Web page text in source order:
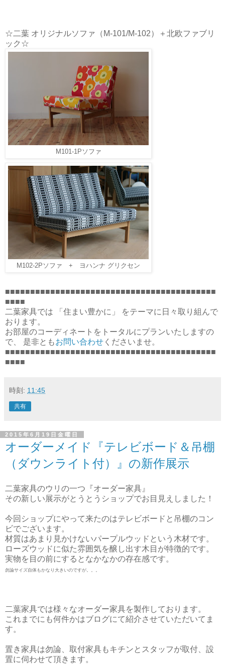
☆二葉 オリジナルソファ（M-101/M-102）＋北欧ファブリ
ック☆
M101-1Pソファ
M102-2Pソファ + ヨハンナ グリクセン
■■■■■■■■■■■■■■■■■■■■■■■■■■■■■■■■■■■■■■■■■■
■■■■
二葉家具では 「住まい豊かに」 をテーマに日々取り組んで
おります。
お部屋のコーディネートをトータルにプランいたしますの
で、 是非ともお問い合わせ くださいませ。
■■■■■■■■■■■■■■■■■■■■■■■■■■■■■■■■■■■■■■■■■■
■■■■
時刻: 11:45
共有
2015年6月19日金曜日
オーダーメイド『テレビボード＆吊棚
（ダウンライト付）』の新作展示
二葉家具のウリの一つ『オーダー家具』
その新しい展示がとうとうショップでお目見えしました！
今回ショップにやって来たのはテレビボードと吊棚のコン
ビでございます。
材質はあまり見かけないパープルウッドという木材です。
ローズウッドに似た雰囲気を醸し出す木目が特徴的です。
実物を目の前にするとなかなかの存在感です。
勿論サイズ自体もかなり大きいのですが。。。
二葉家具では様々なオーダー家具を製作しております。
これまでにも何件かはブログにて紹介させていただいてま
す。
置き家具は勿論、取付家具もキチンとスタッフが取付、設
置に伺わせて頂きます。